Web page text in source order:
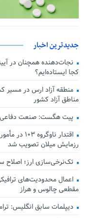
جدیدترین اخبار
کجا ایستاده‌ایم؟
منطقه آزاد ارس در
مناطق آزاد کشور
پیت هگست: صنعت دفاعی
رزمایش میلان تصویب شد
تک‌نرخی‌سازی ارز؛ اصلاح
اعمال محدودیت‌های
مقطعی چالوس و هراز
دیپلمات سابق انگلیس:‌